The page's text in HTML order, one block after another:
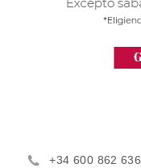
+34 600 862 636